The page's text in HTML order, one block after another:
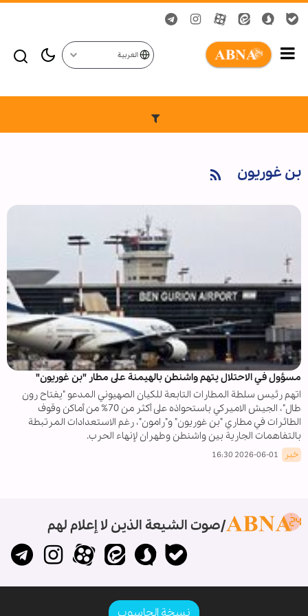
العربية
بن غوريون
مسؤول في الاحتلال يتهم واشنطن بالهيمنة على مطار "بن غوريون"
اتهم رئيس سلطة المطارات التابعة للكيان الصهيوني المدعو "يفتاح رون
طال"، الجيش الاميركي باستحواذه على أكثر من 70% من أماكن وقوف
الطائرات في مطاري "بن غوريون" و"رامون"، رغم الاستعدادات المرتبطة
بالتفاهمات الجارية بين واشنطن وطهران لإنهاء الحرب.
خبر 2026-06-01 16:30
صوت الشيعة الذين لا إعلام لهم
نسخة الحاسوب